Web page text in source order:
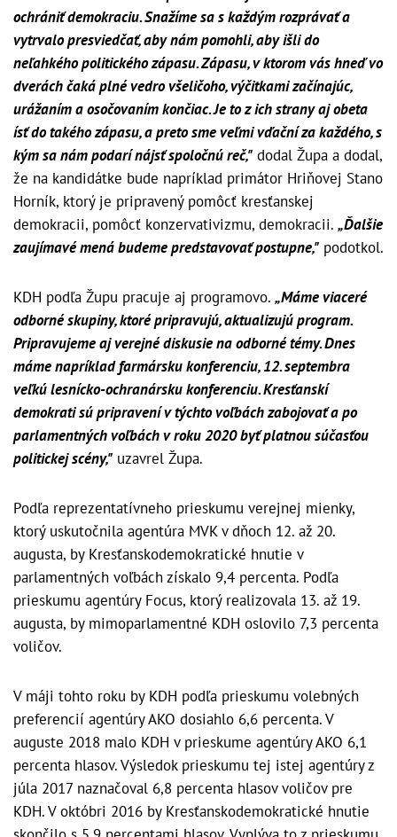
ochrániť demokraciu. Snažíme sa s každým rozprávať a
vytrvalo presviedčať, aby nám pomohli, aby išli do
neľahkého politického zápasu. Zápasu, v ktorom vás hneď vo
dverách čaká plné vedro všeličoho, výčitkami začínajúc,
urážaním a osočovaním končiac. Je to z ich strany aj obeta
ísť do takého zápasu, a preto sme veľmi vďační za každého, s
kým sa nám podarí nájsť spoločnú reč," dodal Župa a dodal,
že na kandidátke bude napríklad primátor Hriňovej Stano
Horník, ktorý je pripravený pomôcť kresťanskej
demokracii, pomôcť konzervativizmu, demokracii. „Ďalšie
zaujímavé mená budeme predstavovať postupne," podotkol.
KDH podľa Župu pracuje aj programovo. „Máme viaceré
odborné skupiny, ktoré pripravujú, aktualizujú program.
Pripravujeme aj verejné diskusie na odborné témy. Dnes
máme napríklad farmársku konferenciu, 12. septembra
veľkú lesnícko-ochranársku konferenciu. Kresťanskí
demokrati sú pripravení v týchto voľbách zabojovať a po
parlamentných voľbách v roku 2020 byť platnou súčasťou
politickej scény," uzavrel Župa.
Podľa reprezentatívneho prieskumu verejnej mienky,
ktorý uskutočnila agentúra MVK v dňoch 12. až 20.
augusta, by Kresťanskodemokratické hnutie v
parlamentných voľbách získalo 9,4 percenta. Podľa
prieskumu agentúry Focus, ktorý realizovala 13. až 19.
augusta, by mimoparlamentné KDH oslovilo 7,3 percenta
voličov.
V máji tohto roku by KDH podľa prieskumu volebných
preferencií agentúry AKO dosiahlo 6,6 percenta. V
auguste 2018 malo KDH v prieskume agentúry AKO 6,1
percenta hlasov. Výsledok prieskumu tej istej agentúry z
júla 2017 naznačoval 6,8 percenta hlasov voličov pre
KDH. V októbri 2016 by Kresťanskodemokratické hnutie